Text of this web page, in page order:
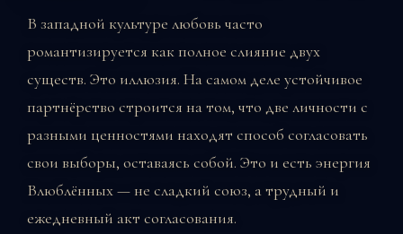
В западной культуре любовь часто
романтизируется как полное слияние двух
существ. Это иллюзия. На самом деле устойчивое
партнёрство строится на том, что две личности с
разными ценностями находят способ согласовать
свои выборы, оставаясь собой. Это и есть энергия
Влюблённых — не сладкий союз, а трудный и
ежедневный акт согласования.